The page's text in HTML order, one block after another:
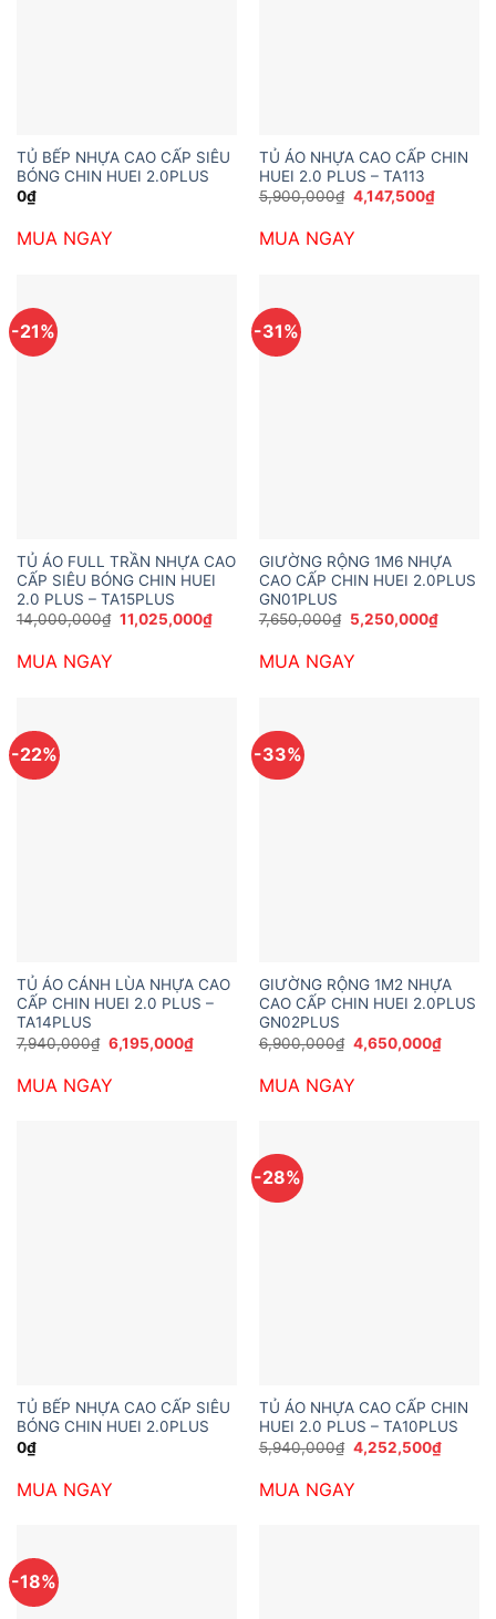
TỦ BẾP NHỰA CAO CẤP SIÊU
BÓNG CHIN HUEI 2.0PLUS
0₫
MUA NGAY
TỦ ÁO NHỰA CAO CẤP CHIN
HUEI 2.0 PLUS – TA113
5,900,000₫ Giá
gốc
5,900,000₫.
4,147,500₫Giá
hiện
MUA NGAY
-21%
TỦ ÁO FULL TRẦN NHỰA CAO
CẤP SIÊU BÓNG CHIN HUEI
2.0 PLUS – TA15PLUS
14,000,000₫ Giá
gốc
11,025,000₫Giá
hiện
MUA NGAY
-31%
GIƯỜNG RỘNG 1M6 NHỰA
CAO CẤP CHIN HUEI 2.0PLUS
GN01PLUS
7,650,000₫ Giá
gốc
7,650,000₫.
5,250,000₫Giá
hiện
MUA NGAY
-22%
TỦ ÁO CÁNH LÙA NHỰA CAO
CẤP CHIN HUEI 2.0 PLUS –
TA14PLUS
7,940,000₫ Giá
gốc
7,940,000₫.
6,195,000₫Giá
hiện
MUA NGAY
-33%
GIƯỜNG RỘNG 1M2 NHỰA
CAO CẤP CHIN HUEI 2.0PLUS
GN02PLUS
6,900,000₫ Giá
gốc
6,900,000₫.
4,650,000₫Giá
hiện
MUA NGAY
TỦ BẾP NHỰA CAO CẤP SIÊU
BÓNG CHIN HUEI 2.0PLUS
0₫
MUA NGAY
-28%
TỦ ÁO NHỰA CAO CẤP CHIN
HUEI 2.0 PLUS – TA10PLUS
5,940,000₫ Giá
gốc
5,940,000₫.
4,252,500₫Giá
hiện
MUA NGAY
-18%